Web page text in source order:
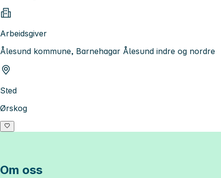
Arbeidsgiver
Ålesund kommune, Barnehagar Ålesund indre og nordre
Sted
Ørskog
Om oss